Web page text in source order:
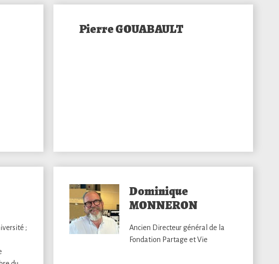
Pierre GOUABAULT
;
Dominique
MONNERON
Ancien Directeur général de la
Fondation Partage et Vie